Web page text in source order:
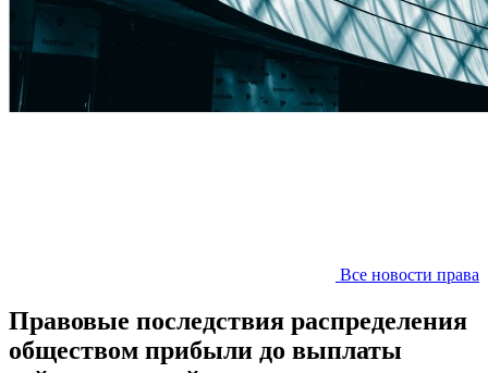
Все новости права
Правовые последствия распределения
обществом прибыли до выплаты